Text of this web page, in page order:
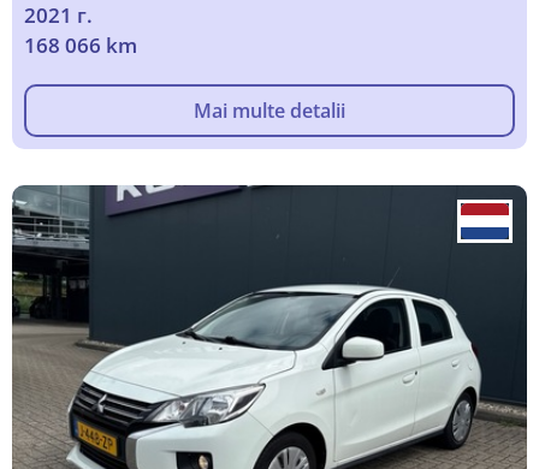
2021 г.
168 066 km
Mai multe detalii